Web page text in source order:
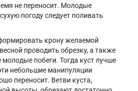
не переносит. Молодые
погоду следует поливать
крону желаемой
проводить обрезку, а также
побеги. Тогда куст лучше
небольшие манипуляции
переносит. Ветви куста,